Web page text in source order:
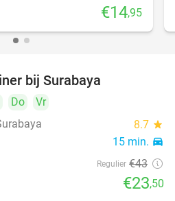
€14,95
bij Surabaya
Do
Vr
8.7 star
15 min. directions_car
Regulier €43
€23,50